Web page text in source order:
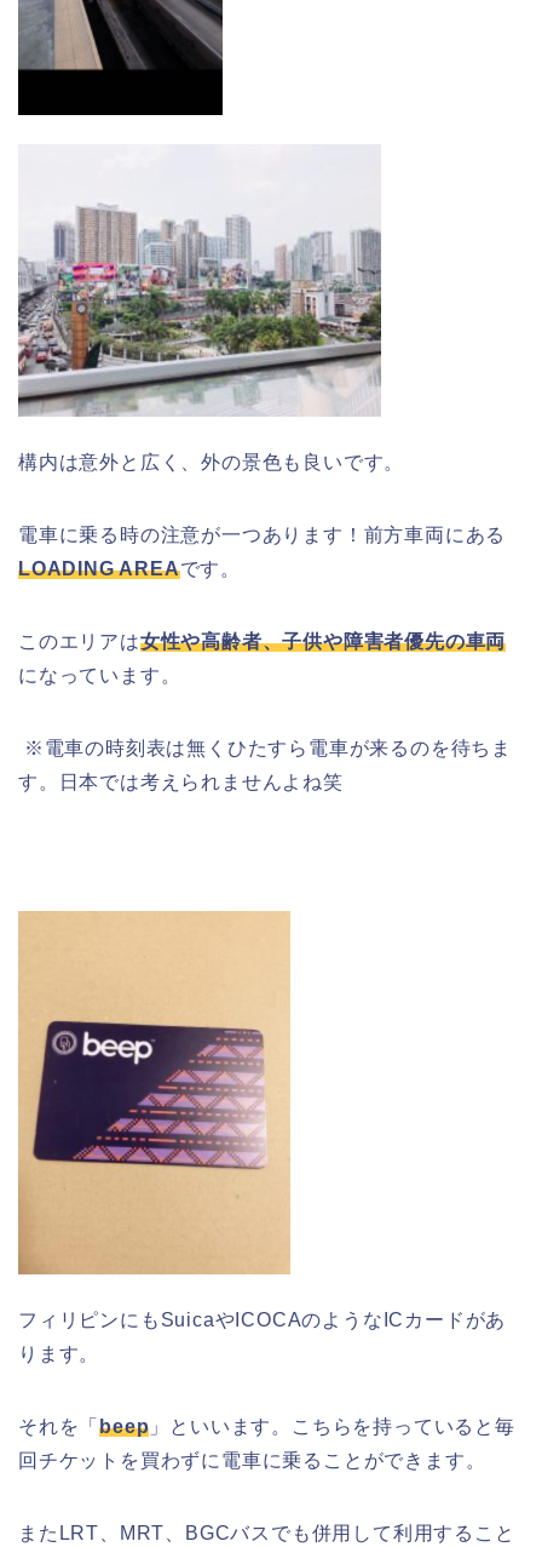
構内は意外と広く、外の景色も良いです。
電車に乗る時の注意が一つあります！前方車両にある
LOADING AREAです。
このエリアは女性や高齢者、子供や障害者優先の車両
になっています。
※ 電車の時刻表は無くひたすら電車が来るのを待ちま
す。日本では考えられませんよね笑
フィリピンにも Suicaや ICOCAのような IC カードがあ
ります。
それを「beep 」といいます。こちらを持っていると毎
回チケットを買わずに電車に乗ることができます。
また LRT MRT BGCバスでも併用して利用すること